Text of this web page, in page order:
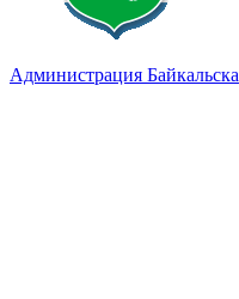
Администрация Байкальска